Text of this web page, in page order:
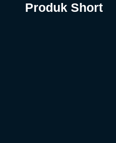
Produk Short